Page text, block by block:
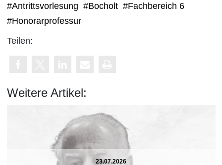
#Antrittsvorlesung #Bocholt #Fachbereich 6
#Honorarprofessur
Teilen:
Weitere Artikel:
23.07.2026